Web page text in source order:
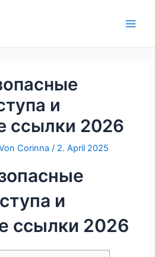
и
ссылки 2026
Corinna/ 2. April 2025
и
ссылки 2026